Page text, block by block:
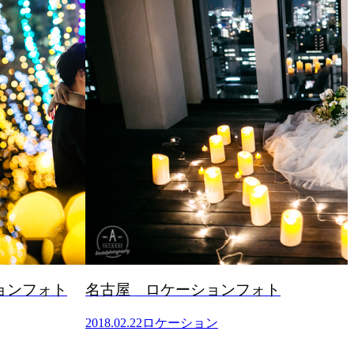
フォト 名古屋 ロケーションフォト
2018.02.22 ロケーション